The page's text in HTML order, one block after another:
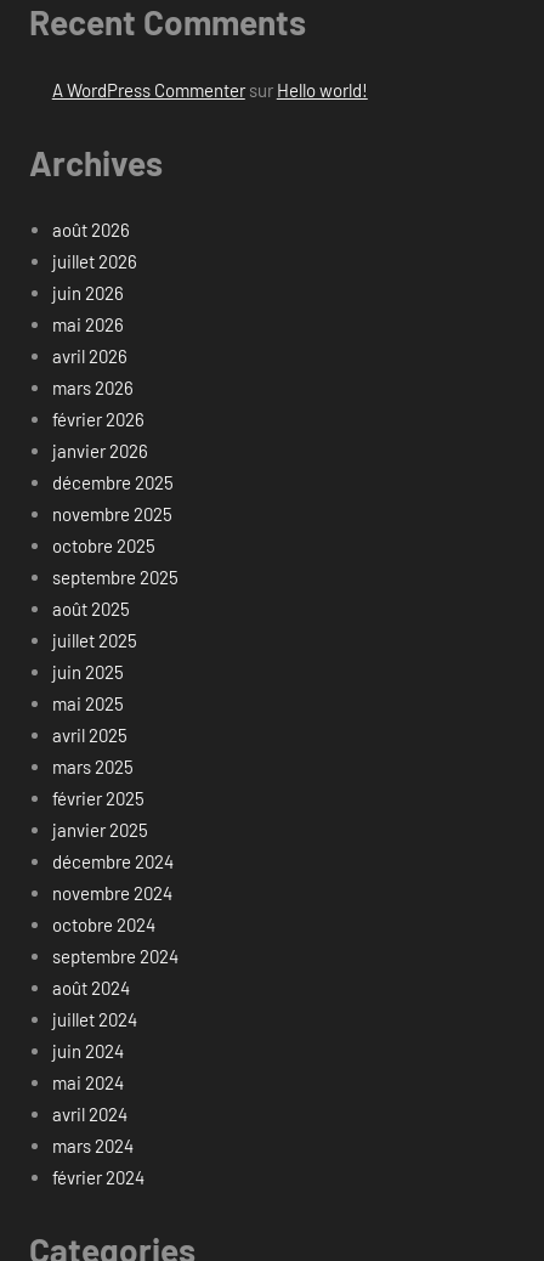
Recent Comments
A WordPress Commentersur Hello world!
Archives
août 2026
juillet 2026
juin 2026
mai 2026
avril 2026
mars 2026
février 2026
janvier 2026
décembre 2025
novembre 2025
octobre 2025
septembre 2025
août 2025
juillet 2025
juin 2025
mai 2025
avril 2025
mars 2025
février 2025
janvier 2025
décembre 2024
novembre 2024
octobre 2024
septembre 2024
août 2024
juillet 2024
juin 2024
mai 2024
avril 2024
mars 2024
février 2024
Categories